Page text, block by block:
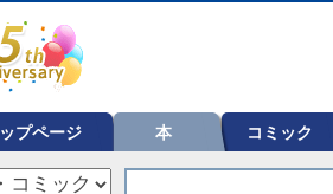
ップページ 本 コミック